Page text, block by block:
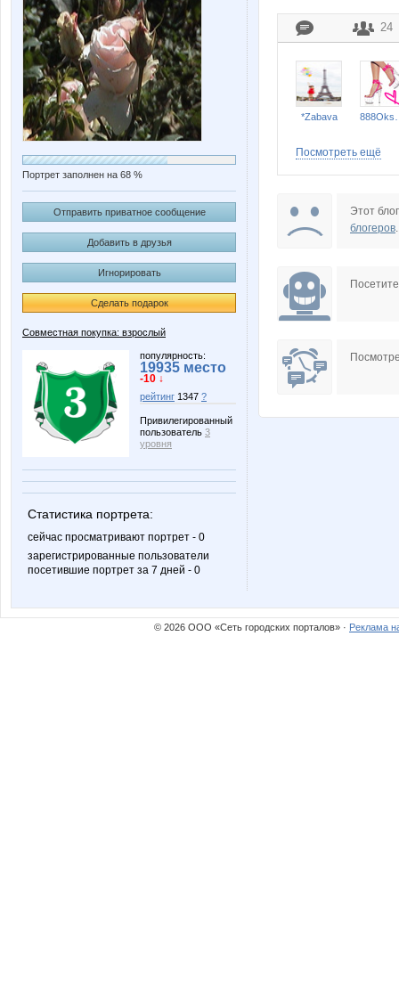
Портрет заполнен на 68 %
Отправить приватное сообщение
Добавить в друзья
Игнорировать
Сделать подарок
Совместная покупка: взрослый
популярность:
19935 место
-10 ↓
рейтинг 1347 ?
Привилегированный
пользователь 3
уровня
Статистика портрета:
сейчас просматривают портрет - 0
зарегистрированные пользователи
посетившие портрет за 7 дней - 0
24
*Zabava
OleOka
anetta_a
Посмотреть ещё
Этот
блогеров.
© 2026 ООО «Сеть городских порталов» · Реклама